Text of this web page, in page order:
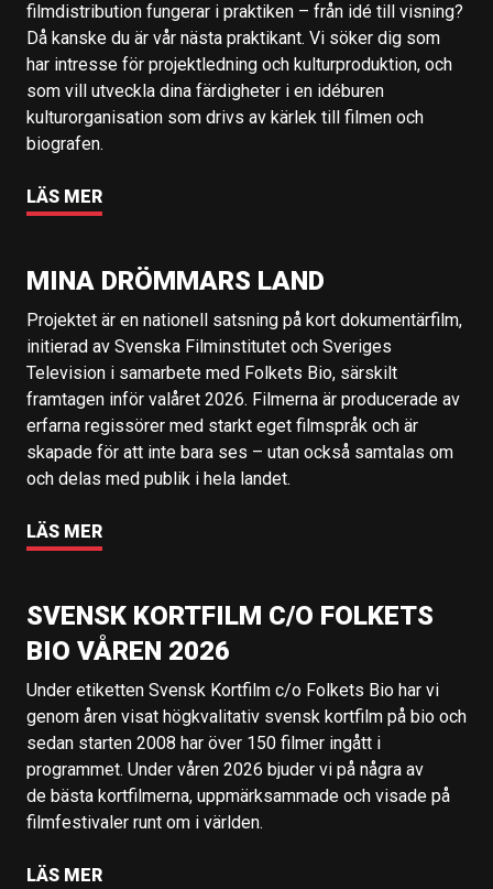
filmdistribution fungerar i praktiken – från idé till visning?
Då kanske du är vår nästa praktikant. Vi söker dig som
har intresse för projektledning och kulturproduktion, och
som vill utveckla dina färdigheter i en idéburen
kulturorganisation som drivs av kärlek till filmen och
biografen.
LÄS MER
MINA DRÖMMARS LAND
Projektet är en nationell satsning på kort dokumentärfilm,
initierad av Svenska Filminstitutet och Sveriges
Television i samarbete med Folkets Bio, särskilt
framtagen inför valåret 2026. Filmerna är producerade av
erfarna regissörer med starkt eget filmspråk och är
skapade för att inte bara ses – utan också samtalas om
och delas med publik i hela landet.
LÄS MER
SVENSK KORTFILM C/O FOLKETS
BIO VÅREN 2026
Under etiketten Svensk Kortfilm c/o Folkets Bio har vi
genom åren visat högkvalitativ svensk kortfilm på bio och
sedan starten 2008 har över 150 filmer ingått i
programmet. Under våren 2026 bjuder vi på några av
de bästa kortfilmerna, uppmärksammade och visade på
filmfestivaler runt om i världen.
LÄS MER